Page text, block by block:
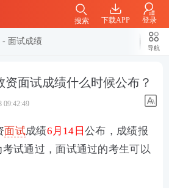
下载APP 登录
搜索
- 面试成绩
导航
资面试成绩什么时候公布？
09:42:49
面试成绩6月14日公布，成绩报
试通过，面试通过的考生可以